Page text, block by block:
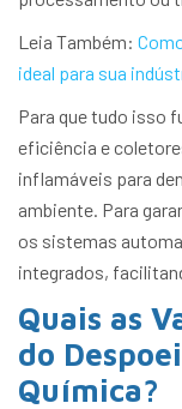
Leia Também:
ideal para sua
Para que tudo isso
eficiência e
inflamáveis para
ambiente. Para
os sistemas
integrados,
Quais as
do
Química?